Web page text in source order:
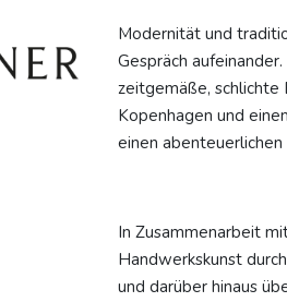
Modernität und
Gespräch
zeitgemäße, schlichte
Kopenhagen und
einen abenteuerlichen
In Zusammenarbeit
Handwerkskunst
und darüber hinaus